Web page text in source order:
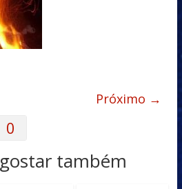
Próximo →
0
também